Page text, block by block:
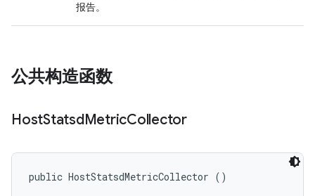
报告。
公共构造函数
HostStatsdMetricCollector
public HostStatsdMetricCollector ()